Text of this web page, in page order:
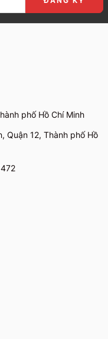
phố Hồ Chí Minh
Quận 12, Thành phố Hồ